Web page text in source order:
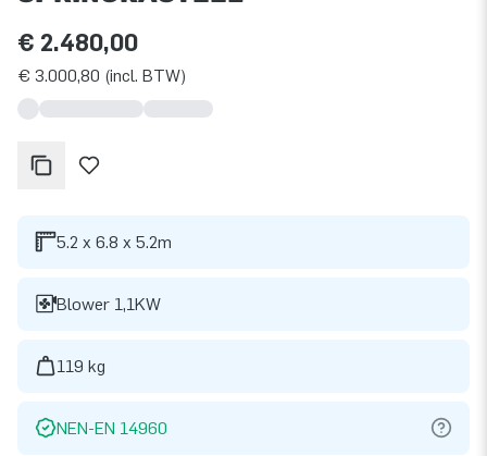
€ 2.480,00
€ 3.000,80 (incl. BTW)
5.2 x 6.8 x 5.2m
Blower 1,1KW
119 kg
NEN-EN 14960